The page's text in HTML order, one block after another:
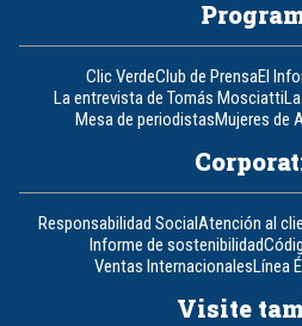
Clic VerdeClub de PrensaEl
La entrevista de Tomás Mosciatti
Mesa de periodistasMujeres de
Responsabilidad SocialAtención al
Informe de sostenibilidad
Ventas InternacionalesLínea
Visite